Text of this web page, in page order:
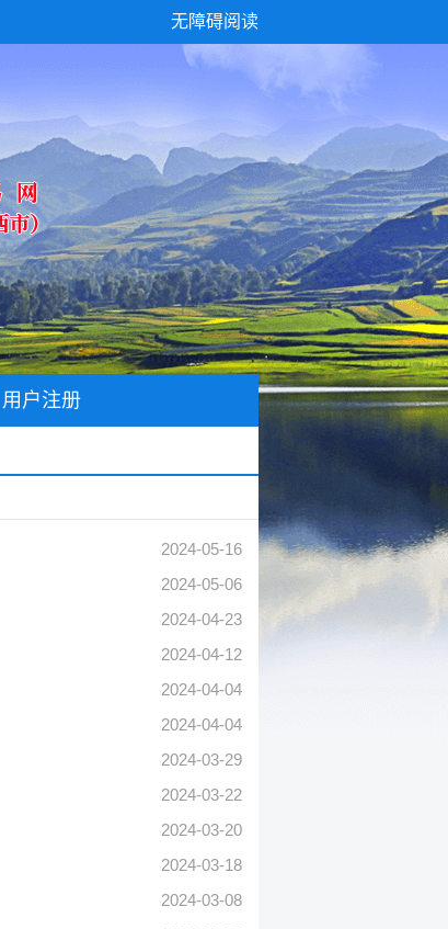
无障碍阅读
用户注册
2024-05-16
2024-05-06
2024-04-23
2024-04-12
2024-04-04
2024-04-04
2024-03-29
2024-03-22
2024-03-20
2024-03-18
2024-03-08